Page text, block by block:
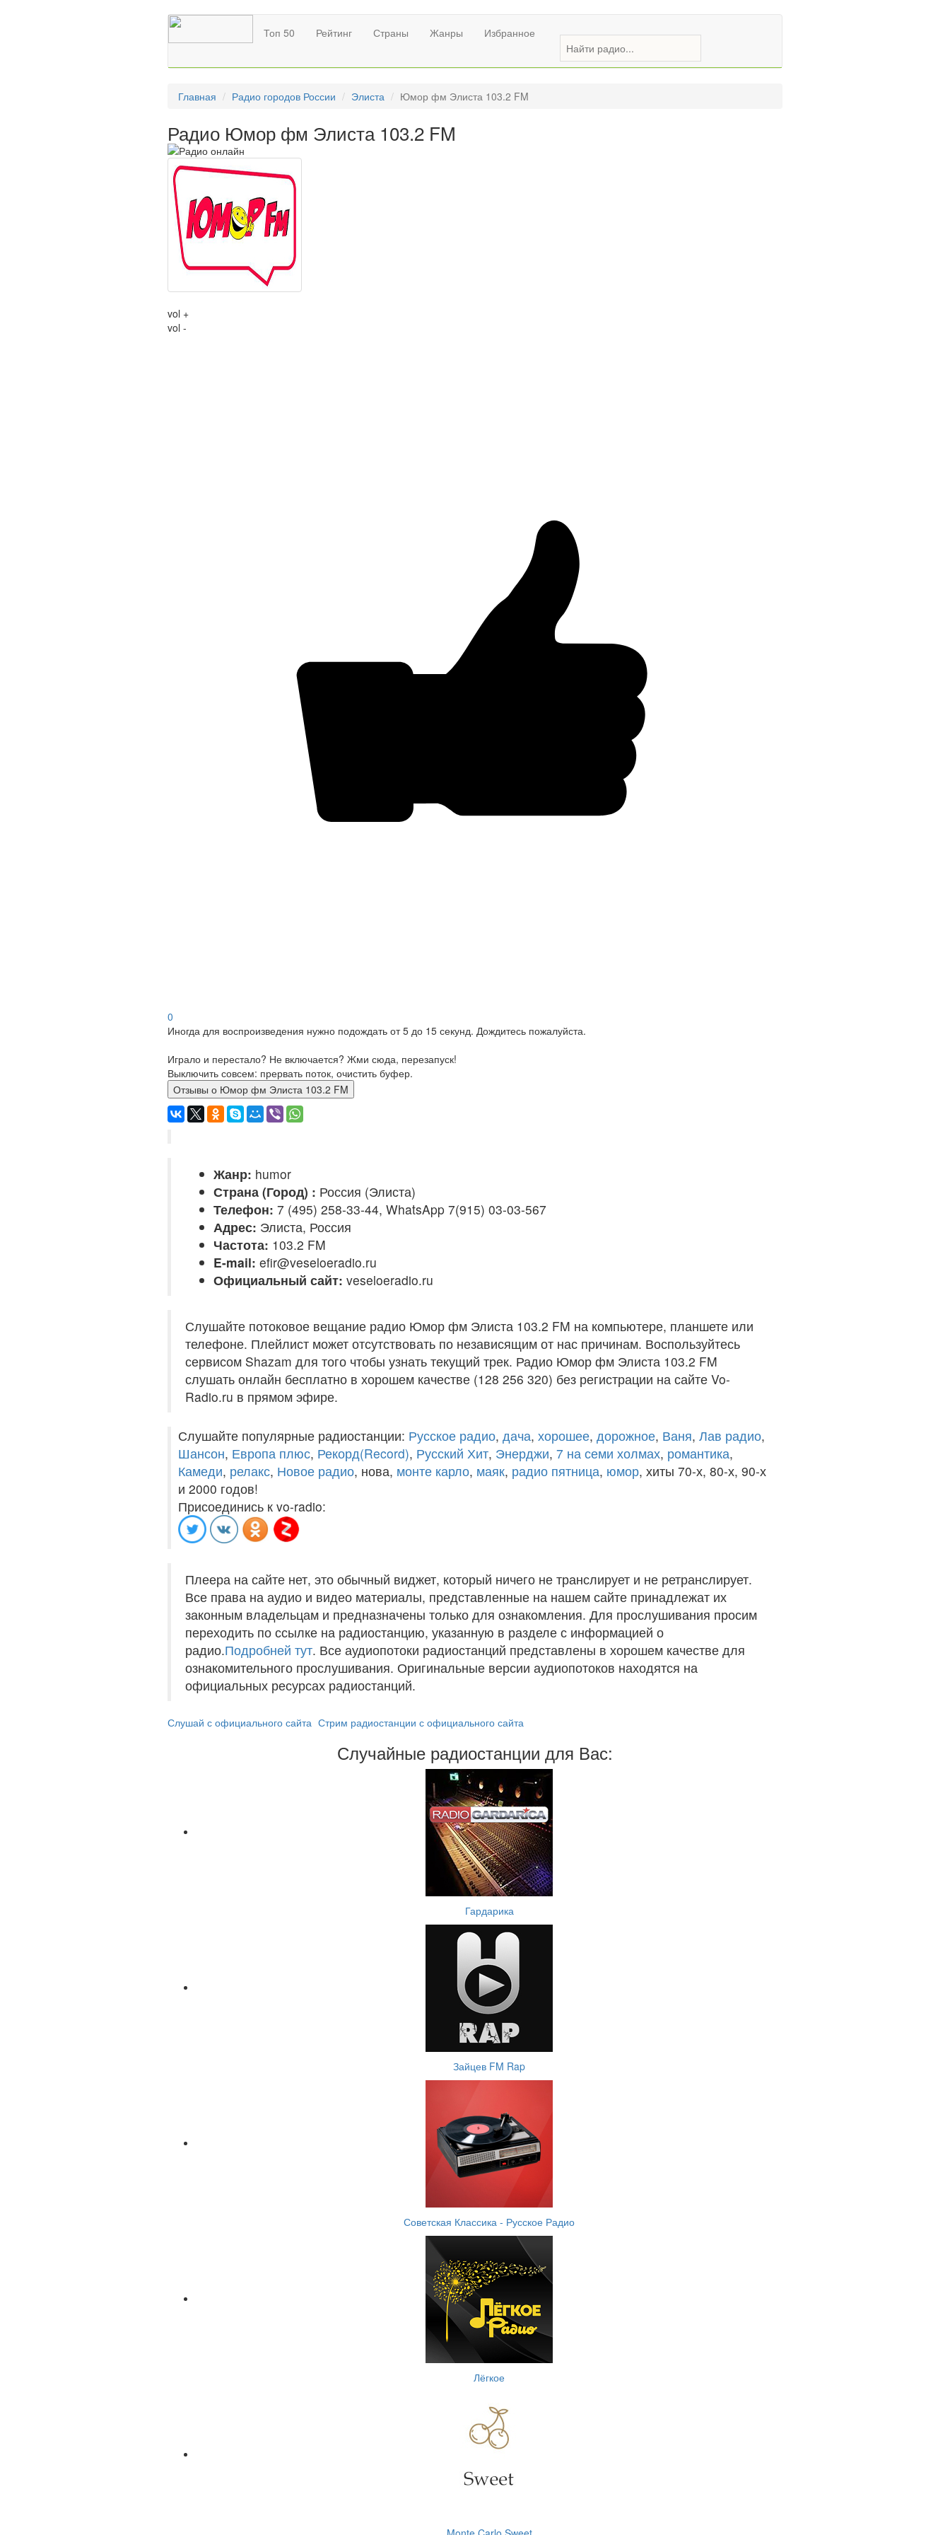
Топ 50 Рейтинг Страны Жанры Избранное
Главная Радио городов России Элиста Юмор фм Элиста 103.2 FM
Радио Юмор фм Элиста 103.2 FM
vol +
vol -
0
Иногда для воспроизведения нужно подождать от 5 до 15 секунд. Дождитесь пожалуйста.
Играло и перестало? Не включается? Жми сюда, перезапуск!
Выключить совсем: прервать поток, очистить буфер.
Отзывы о Юмор фм Элиста 103.2 FM
Жанр: humor
Страна (Город) : Россия (Элиста)
Телефон: 7 (495) 258-33-44, WhatsApp 7(915) 03-03-567
Адрес: Элиста, Россия
Частота: 103.2 FM
E-mail: efir@veseloeradio.ru
Официальный сайт: veseloeradio.ru
Слушайте потоковое вещание радио Юмор фм Элиста 103.2 FM на компьютере, планшете или
телефоне. Плейлист может отсутствовать по независящим от нас причинам. Воспользуйтесь
сервисом Shazam для того чтобы узнать текущий трек. Радио Юмор фм Элиста 103.2 FM
слушать онлайн бесплатно в хорошем качестве (128 256 320) без регистрации на сайте Vo-
Radio.ru в прямом эфире.
Слушайте популярные радиостанции: Русское радио, дача, хорошее, дорожное, Ваня, Лав радио,
Шансон, Европа плюс, Рекорд(Record), Русский Хит, Энерджи, 7 на семи холмах, романтика,
Камеди, релакс, Новое радио, нова, монте карло, маяк, радио пятница, юмор, хиты 70-х, 80-х, 90-х
и 2000 годов!
Присоединись к vo-radio:
Плеера на сайте нет, это обычный виджет, который ничего не транслирует и не ретранслирует.
Все права на аудио и видео материалы, представленные на нашем сайте принадлежат их
законным владельцам и предназначены только для ознакомления. Для прослушивания просим
переходить по ссылке на радиостанцию, указанную в разделе с информацией о
радио.Подробней тут. Все аудиопотоки радиостанций представлены в хорошем качестве для
ознакомительного прослушивания. Оригинальные версии аудиопотоков находятся на
официальных ресурсах радиостанций.
Слушай с официального сайта Стрим радиостанции с официального сайта
Случайные радиостанции для Вас:
Гардарика
Зайцев FM Rap
Советская Классика - Русское Радио
Лёгкое